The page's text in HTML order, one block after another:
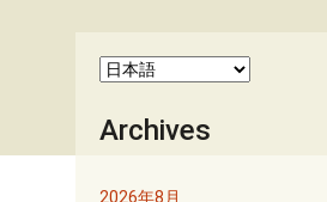
Archives
2026年8月